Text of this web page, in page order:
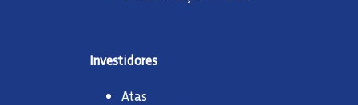
Investidores
Atas